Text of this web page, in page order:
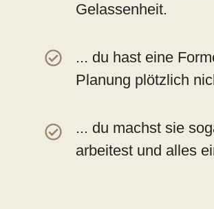
Gelassenheit.
... du hast eine
Planung plötzlich
... du machst sie
arbeitest und alles